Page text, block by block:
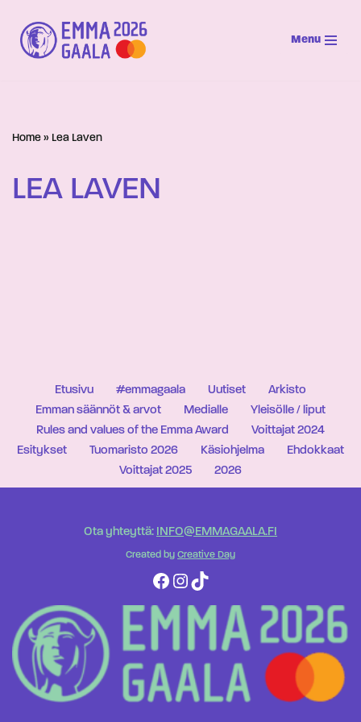
Siirry
suoraan
Menu
Home » Lea Laven
LEA LAVEN
Etusivu #emmagaala Uutiset
Arkisto
Emman säännöt & arvot
Medialle
Yleisölle / liput
Rules and values of the Emma Award
Voittajat 2024
Esitykset
Tuomaristo 2026 Käsiohjelma
Ehdokkaat
Voittajat 2025
2026
Ota yhteyttä: INFO@EMMAGAALA.FI
Created by Creative Day